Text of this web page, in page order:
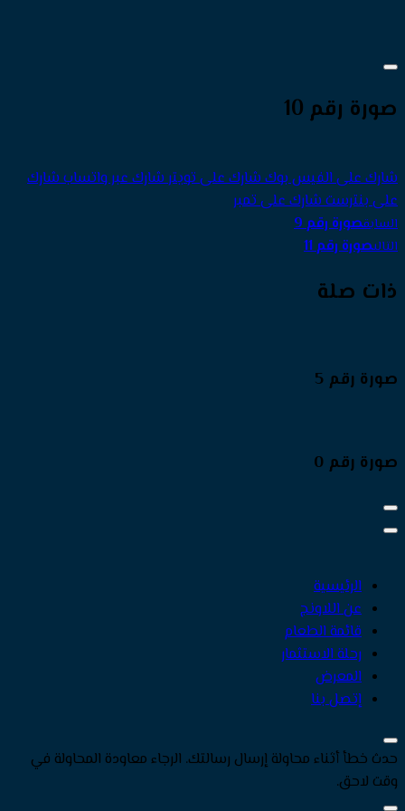
صورة رقم 10
شارك على الفيس بوكشارك على تويتر شارك عبر واتسابشارك
على بنترستشارك على تمبر
السابقصورة رقم 9
التالىصورة رقم 11
ذات صلة
صورة رقم 5
صورة رقم 0
الرئيسية
عن اللاونج
قائمة الطعام
رحلة الاستثمار
المعرض
إتصل بنا
حدث خطأ أثناء محاولة إرسال رسالتك. الرجاء معاودة المحاولة في
وقت لاحق.